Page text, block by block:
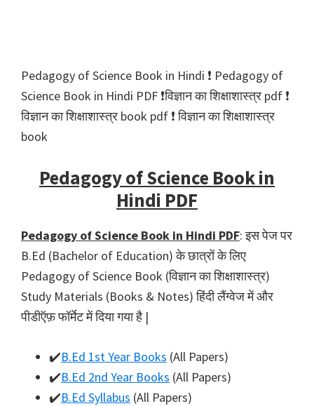
Pedagogy of Science Book in Hindi ❗️ Pedagogy of
Science Book in Hindi PDF ❗️विज्ञान का शिक्षाशास्त्र pdf ❗️
विज्ञान का शिक्षाशास्त्र book pdf ❗️ विज्ञान का शिक्षाशास्त्र
book
Pedagogy of Science Book in
Hindi PDF
Pedagogy of Science Book in Hindi PDF: इस पेज पर
B.Ed (Bachelor of Education) के छात्रों के लिए
Pedagogy of Science Book (विज्ञान का शिक्षाशास्त्र)
Study Materials (Books & Notes) हिंदी लैंग्वेज में और
पीडीऍफ़ फॉर्मेट में दिया गया है |
✔️B.Ed 1st Year Books (All Papers)
✔️B.Ed 2nd Year Books (All Papers)
✔️B.Ed Syllabus (All Papers)